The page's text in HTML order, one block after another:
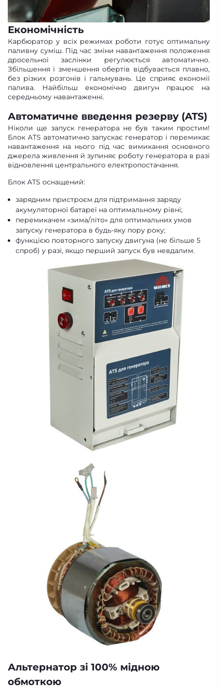
Економічність
Карбюратор у всіх режимах роботи готує оптимальну
паливну суміш. Під час зміни навантаження положення
дросельної заслінки регулюється автоматично.
Збільшення і зменшення обертів відбувається плавно,
без різких розгонів і гальмувань. Це сприяє економії
палива. Найбільш економічно двигун працює на
середньому навантаженні.
Автоматичне введення резерву (ATS)
Ніколи ще запуск генератора не був таким простим!
Блок ATS автоматично запускає генератор і перемикає
навантаження на нього під час вимикання основного
джерела живлення й зупиняє роботу генератора в разі
відновлення центрального електропостачання.
Блок ATS оснащений:
зарядним пристроєм для підтримання заряду
акумуляторної батареї на оптимальному рівні;
перемикачем «зима/літо» для оптимальних умов
запуску генератора в будь-яку пору року;
функцією повторного запуску двигуна (не більше 5
спроб) у разі, якщо перший запуск був невдалим.
Альтернатор зі 100% мідною
обмоткою